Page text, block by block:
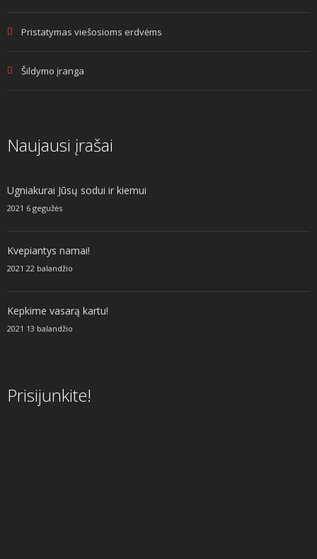
Pristatymas viešosioms erdvėms
Šildymo įranga
Naujausi įrašai
Ugniakurai Jūsų sodui ir kiemui
2021 6 gegužės
Kvepiantys namai!
2021 22 balandžio
Kepkime vasarą kartu!
2021 13 balandžio
Prisijunkite!